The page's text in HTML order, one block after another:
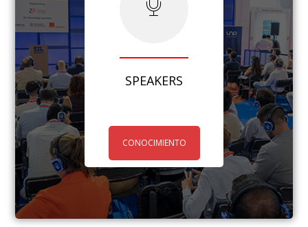
SPEAKERS
CONOCIMIENTO